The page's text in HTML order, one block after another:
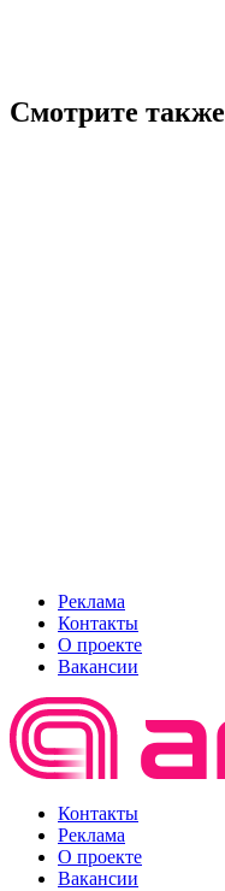
Смотрите также
Реклама
Контакты
О проекте
Вакансии
Контакты
Реклама
О проекте
Вакансии